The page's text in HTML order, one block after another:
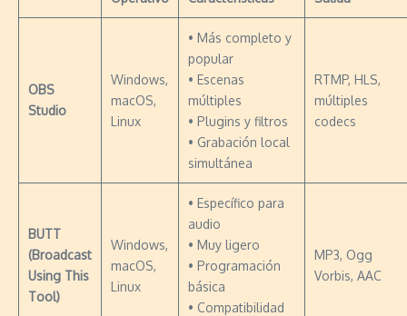
OBS
Studio
Windows,
macOS,
Linux
• Más completo y
popular
• Escenas
múltiples
• Plugins y filtros
• Grabación local
simultánea
RTMP, HLS,
múltiples
codecs
BUTT
(Broadcast
Using This
Tool)
Windows,
macOS,
Linux
• Específico para
audio
• Muy ligero
• Programación
básica
• Compatibilidad
MP3, Ogg
Vorbis, AAC